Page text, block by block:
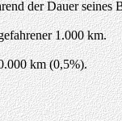
der Dauer seines
1.000 km.
km (0,5%).